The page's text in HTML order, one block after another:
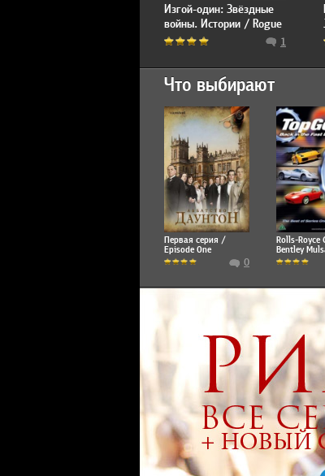
Изгой-один: Звёздные
войны. Истории / Rogue
One: A Star Wars Story 1
Что выбирают
Первая серия /
Episode One
0
Rolls-Royce
Bentley
Mercedes
Ford Focus
CS400